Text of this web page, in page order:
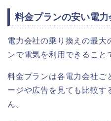
料金プランの安い電
電力会社の乗り換えの最大
ンで電気を利用できること
料金プランは各電力会社ご
ージや広告を見ても比較す
ん。